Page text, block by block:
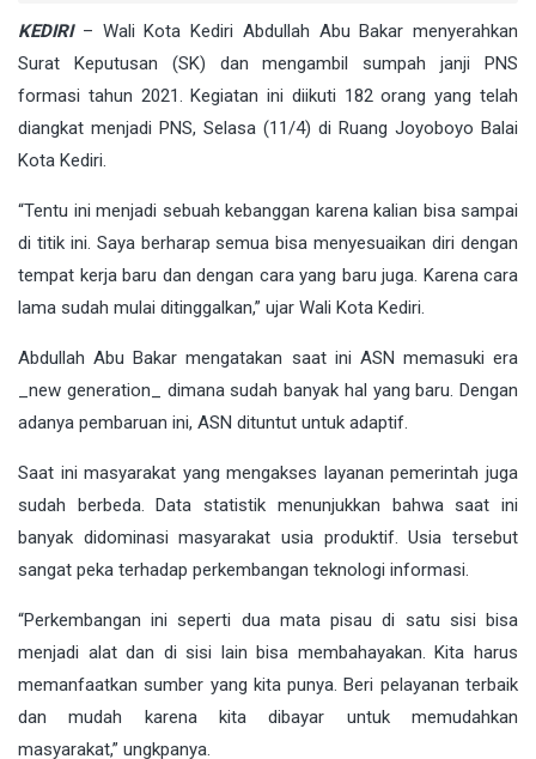
KEDIRI– Wali Kota Kediri Abdullah Abu Bakar menyerahkan
Surat Keputusan (SK) dan mengambil sumpah janji PNS
formasi tahun 2021. Kegiatan ini diikuti 182 orang yang telah
diangkat menjadi PNS, Selasa (11/4) di Ruang Joyoboyo Balai
Kota Kediri.
“Tentu ini menjadi sebuah kebanggan karena kalian bisa sampai
di titik ini. Saya berharap semua bisa menyesuaikan diri dengan
tempat kerja baru dan dengan cara yang baru juga. Karena cara
lama sudah mulai ditinggalkan,” ujar Wali Kota Kediri.
Abdullah Abu Bakar mengatakan saat ini ASN memasuki era
_new generation_ dimana sudah banyak hal yang baru. Dengan
adanya pembaruan ini, ASN dituntut untuk adaptif.
Saat ini masyarakat yang mengakses layanan pemerintah juga
sudah berbeda. Data statistik menunjukkan bahwa saat ini
banyak didominasi masyarakat usia produktif. Usia tersebut
sangat peka terhadap perkembangan teknologi informasi.
“Perkembangan ini seperti dua mata pisau di satu sisi bisa
menjadi alat dan di sisi lain bisa membahayakan. Kita harus
memanfaatkan sumber yang kita punya. Beri pelayanan terbaik
dan mudah karena kita dibayar untuk memudahkan
masyarakat,” ungkpanya.